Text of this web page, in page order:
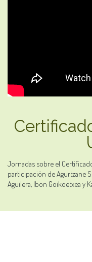
Jornadas sobre el
participación de Agurtzane
Aguilera, Ibon Goikoetxea y